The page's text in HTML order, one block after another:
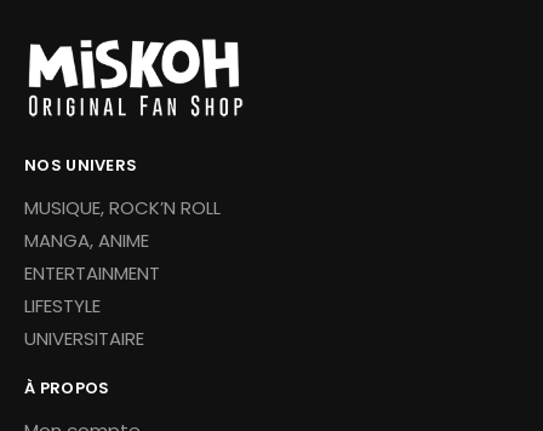
NOS UNIVERS
MUSIQUE, ROCK’N ROLL
MANGA, ANIME
ENTERTAINMENT
LIFESTYLE
UNIVERSITAIRE
À PROPOS